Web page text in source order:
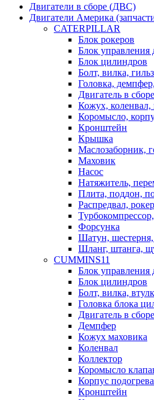
Двигатели в сборе (ДВС)
Двигатели Америка
CATERPILLAR
Блок рокеров
Блок управления
Блок цилиндров
Болт, вилка,
Головка,
Двигатель в сборе
Кожух, коленвал,
Коромысло,
Кронштейн
Крышка
Маслозаборник,
Маховик
Насос
Натяжитель,
Плита, поддон,
Распредвал,
Форсунка
Шатун,
Шланг, штанга,
CUMMINS11
Блок управления
Блок цилиндров
Болт, вилка,
Головка блока
Двигатель в сборе
Демпфер
Кожух маховика
Коленвал
Коллектор
Коромысло
Корпус
Кронштейн